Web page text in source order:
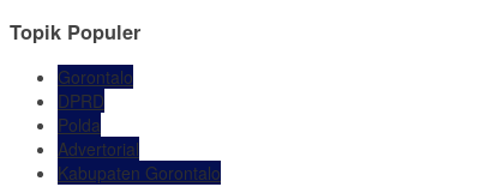
Topik Populer
Gorontalo
DPRD
Polda
Advertorial
Kabupaten Gorontalo